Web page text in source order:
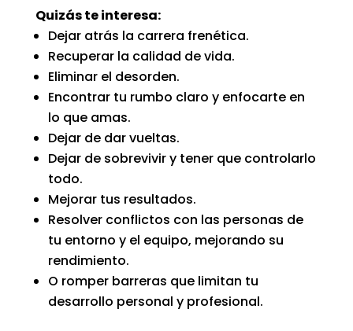
Quizás te interesa:
Dejar atrás la carrera frenética.
Recuperar la calidad de vida.
Eliminar el desorden.
Encontrar tu rumbo claro y enfocarte en
lo que amas.
Dejar de dar vueltas.
Dejar de sobrevivir y tener que controlarlo
todo.
Mejorar tus resultados.
Resolver conflictos con las personas de
tu entorno y el equipo, mejorando su
rendimiento.
O romper barreras que limitan tu
desarrollo personal y profesional.